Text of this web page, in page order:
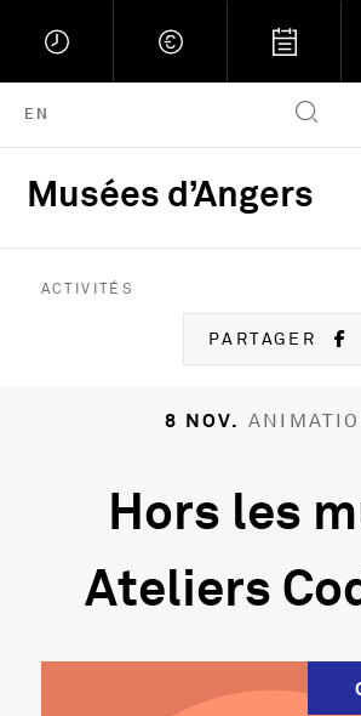
EN
Musées d’Angers
ACTIVITÉS
PARTAGER
8 NOV.
Hors les
Ateliers